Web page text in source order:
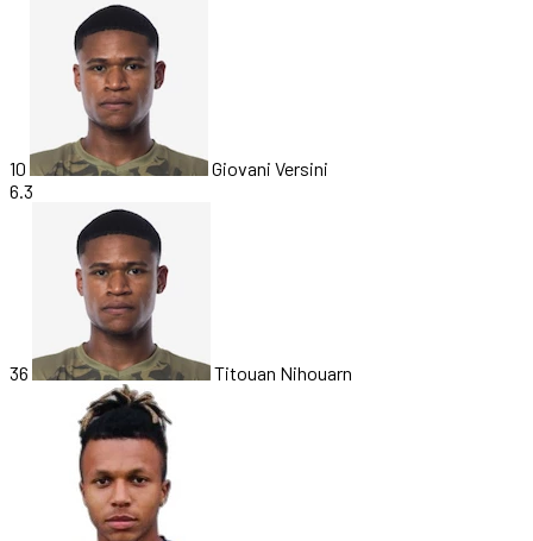
10
Giovani Versini
6.3
36 Titouan Nihouarn